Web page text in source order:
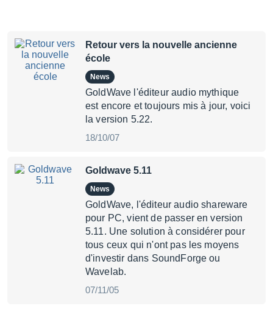
Retour vers la nouvelle ancienne
école
News
GoldWave l'éditeur audio mythique
est encore et toujours mis à jour, voici
la version 5.22.
18/10/07
Goldwave 5.11
News
GoldWave, l'éditeur audio shareware
pour PC, vient de passer en version
5.11. Une solution à considérer pour
tous ceux qui n'ont pas les moyens
d'investir dans SoundForge ou
Wavelab.
07/11/05